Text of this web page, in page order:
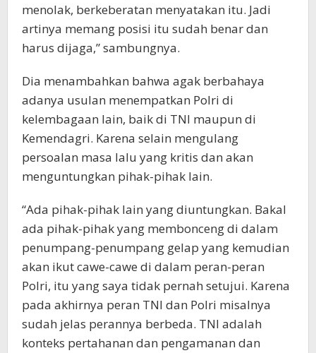
menolak, berkeberatan menyatakan itu. Jadi
artinya memang posisi itu sudah benar dan
harus dijaga,” sambungnya.
Dia menambahkan bahwa agak berbahaya
adanya usulan menempatkan Polri di
kelembagaan lain, baik di TNI maupun di
Kemendagri. Karena selain mengulang
persoalan masa lalu yang kritis dan akan
menguntungkan pihak-pihak lain.
“Ada pihak-pihak lain yang diuntungkan. Bakal
ada pihak-pihak yang membonceng di dalam
penumpang-penumpang gelap yang kemudian
akan ikut cawe-cawe di dalam peran-peran
Polri, itu yang saya tidak pernah setujui. Karena
pada akhirnya peran TNI dan Polri misalnya
sudah jelas perannya berbeda. TNI adalah
konteks pertahanan dan pengamanan dan